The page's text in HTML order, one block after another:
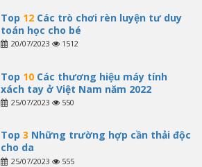
Top 12Các trò chơi rèn luyện tư duy
toán học cho bé
20/07/2023 1512
Top 10Các thương hiệu máy tính
xách tay ở Việt Nam năm 2022
25/07/2023 550
Top 3 Những trường hợp cần thải độc
cho da
25/07/2023 555